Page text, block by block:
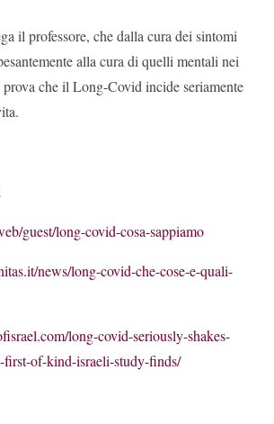
il professore, che dalla cura dei sintomi
alla cura di quelli mentali nei
che il Long-Covid incide seriamente
guest/long-covid-cosa-sappiamo
news/long-covid-che-cose-e-quali-
long-covid-seriously-shakes-
first-of-kind-israeli-study-finds/